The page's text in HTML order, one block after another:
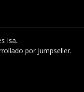
Isa.
por Jumpseller.